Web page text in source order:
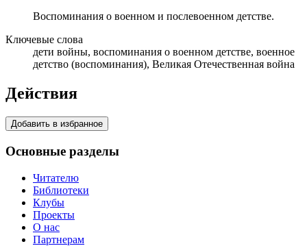
Воспоминания о военном и послевоенном детстве.
Ключевые слова
дети войны, воспоминания о военном детстве, военное
детство (воспоминания), Великая Отечественная война
Действия
Добавить в избранное
Основные разделы
Читателю
Библиотеки
Клубы
Проекты
О нас
Партнерам